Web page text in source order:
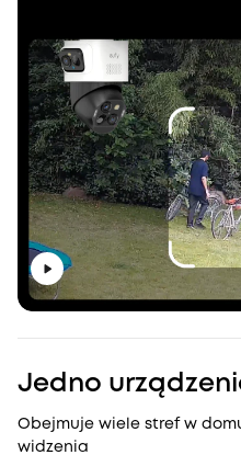
Jedno
Obejmuje wiele stref w
widzenia